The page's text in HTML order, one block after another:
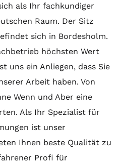
als Ihr fachkundiger
Raum. Der Sitz
sich in Bordesholm.
höchsten Wert
uns ein Anliegen, dass Sie
Arbeit haben. Von
Wenn und Aber eine
Als Ihr Spezialist für
ist unser
Ihnen beste Qualität zu
Profi für